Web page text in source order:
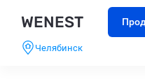
WENEST
Челябинск